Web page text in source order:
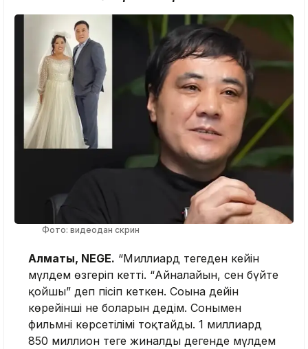
Фото: видеодан скрин
Алматы, NEGE. “Миллиард теңгеден кейін
мүлдем өзгеріп кетті. “Айналайын, сен бүйте
қойшы” деп пісіп кеткен. Соңына дейін
көрейінші не боларын дедім. Сонымен
фильмнің көрсетілімі тоқтайды. 1 миллиард
850 миллион теңге жиналды дегенде мүлдем